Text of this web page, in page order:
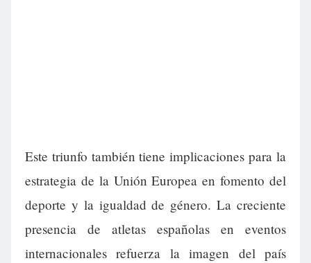
Este triunfo también tiene implicaciones para la
estrategia de la Unión Europea en fomento del
deporte y la igualdad de género. La creciente
presencia de atletas españolas en eventos
internacionales refuerza la imagen del país